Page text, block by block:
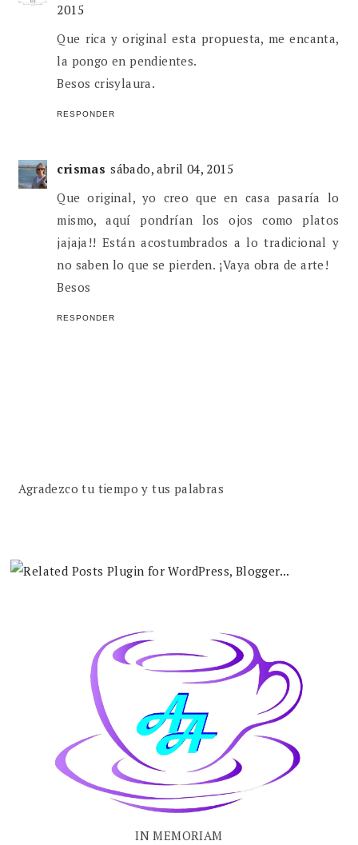
2015
Que rica y original esta propuesta, me encanta,
la pongo en pendientes.
Besos crisylaura.
RESPONDER
crismas sábado, abril 04, 2015
Que original, yo creo que en casa pasaría lo
mismo, aquí pondrían los ojos como platos
jajaja!! Están acostumbrados a lo tradicional y
no saben lo que se pierden. ¡Vaya obra de arte!
Besos
RESPONDER
Agradezco tu tiempo y tus palabras
IN MEMORIAM